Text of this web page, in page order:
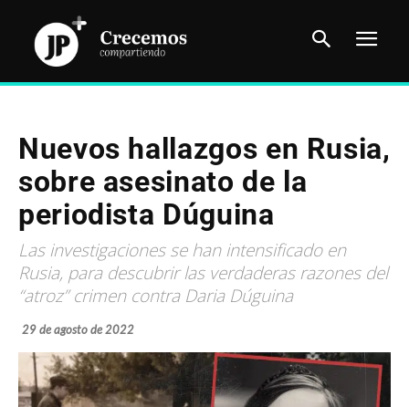
Nuevos hallazgos en Rusia,
sobre asesinato de la
periodista Dúguina
Las investigaciones se han intensificado en
Rusia, para descubrir las verdaderas razones del
“atroz” crimen contra Daria Dúguina
29 de agosto de 2022